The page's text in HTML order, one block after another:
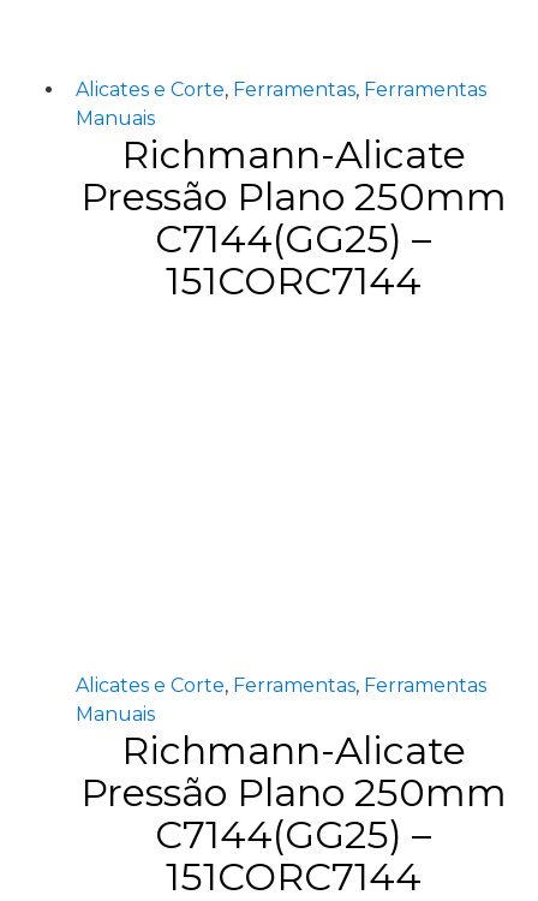
Alicates e Corte, Ferramentas, Ferramentas
Manuais
Richmann-Alicate
Pressão Plano 250mm
C7144(GG25) –
151CORC7144
Alicates e Corte, Ferramentas, Ferramentas
Manuais
Richmann-Alicate
Pressão Plano 250mm
C7144(GG25) –
151CORC7144